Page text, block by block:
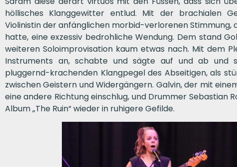
höllisches Klanggewitter entlud. Mit der brachialen
Violinistin der anfänglichen morbid-verlorenen Stimmung,
hatte, eine exzessiv bedrohliche Wendung. Dem stand
weiteren Soloimprovisation kaum etwas nach. Mit dem
Instruments an, schabte und sägte auf und ab und
pluggernd-krachenden Klangpegel des Abseitigen, als
zwischen Geistern und Widergängern. Galvin, der mit
eine andere Richtung einschlug, und Drummer Sebastian
Album „The Ruin“ wieder in ruhigere Gefilde.